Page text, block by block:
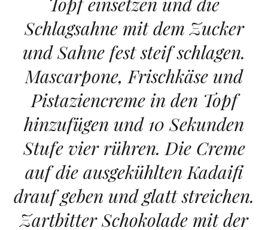
Schlagsahne mit dem Zucker
und Sahne fest steif schlagen.
Mascarpone, Frischkäse und
Pistaziencreme in den Topf
hinzufügen und 10 Sekunden
Stufe vier rühren. Die Creme
auf die ausgekühlten Kadaifi
drauf geben und glatt streichen.
Zartbitter Schokolade mit der